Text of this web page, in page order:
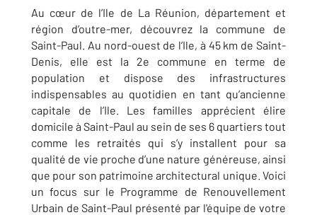
Au cœur de l’Ile de La Réunion, département et
région d’outre-mer, découvrez la commune de
Saint-Paul. Au nord-ouest de l’Ile, à 45 km de Saint-
Denis, elle est la 2e commune en terme de
population et dispose des infrastructures
indispensables au quotidien en tant qu’ancienne
capitale de l’Ile. Les familles apprécient élire
domicile à Saint-Paul au sein de ses 6 quartiers tout
comme les retraités qui s’y installent pour sa
qualité de vie proche d’une nature généreuse, ainsi
que pour son patrimoine architectural unique. Voici
un focus sur le Programme de Renouvellement
Urbain de Saint-Paul présenté par l'équipe de votre